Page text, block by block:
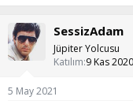
p
k
i
l
e
SessizAdam
Jüpiter Yolcusu
Katılım 9 Kas 2020
5 May 2021